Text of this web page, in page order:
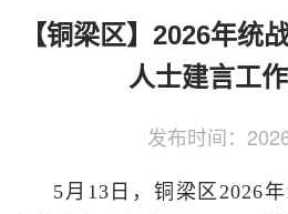
侨务工作 区县动态 统
【铜梁区】2026年统
人士建言工
发布时间：
5月13日，铜梁区2026